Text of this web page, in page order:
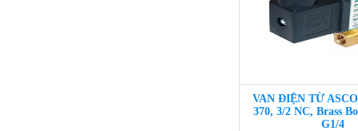
VAN ĐIỆN TỪ ASCO
370, 3/2 NC, Brass
G1/4